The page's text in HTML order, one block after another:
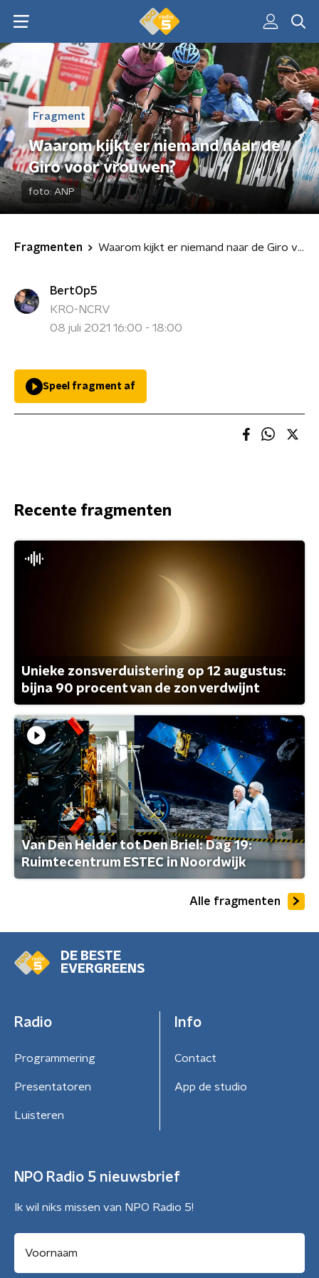
Fragment
Waarom kijkt er niemand naar de
Giro voor vrouwen?
foto: ANP
Fragmenten Waarom kijkt er niemand naar de Giro voor vrouwen?
BertOp5
KRO-NCRV
08 juli 2021 16:00 - 18:00
Speel fragment af
Recente fragmenten
Unieke zonsverduistering op 12 augustus:
bijna 90 procent van de zon verdwijnt
Van Den Helder tot Den Briel: Dag 19:
Ruimtecentrum ESTEC in Noordwijk
Alle fragmenten
DE BESTE
EVERGREENS
Radio
Programmering
Presentatoren
Luisteren
Info
Contact
App de studio
NPO Radio 5 nieuwsbrief
Ik wil niks missen van NPO Radio 5!